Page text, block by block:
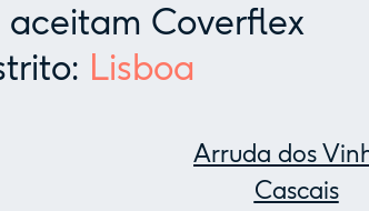
Coverflex
Lisboa
Arruda dos
Cascais